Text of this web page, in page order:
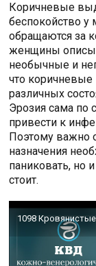
Коричневые
беспокойство у
обращаются за
женщины
необычные и
что
различных
Эрозия сама по
привести к
Поэтому важно
назначения
паниковать, но
стоит.
1098